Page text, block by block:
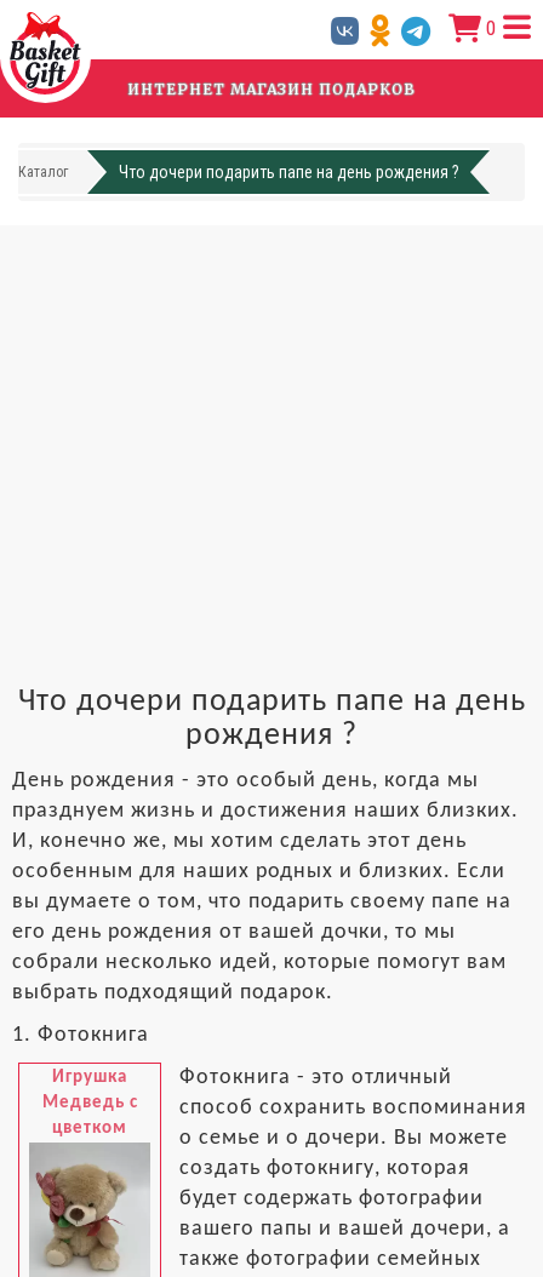
Перейти
основному
содержанию
0
ИНТЕРНЕТ МАГАЗИН ПОДАРКОВ
Каталог Что дочери подарить папе на день рождения ?
Что дочери подарить папе на день
рождения ?
День рождения - это особый день, когда мы
празднуем жизнь и достижения наших близких.
И, конечно же, мы хотим сделать этот день
особенным для наших родных и близких. Если
вы думаете о том, что подарить своему папе на
его день рождения от вашей дочки, то мы
собрали несколько идей, которые помогут вам
выбрать подходящий подарок.
1. Фотокнига
Игрушка
Медведь с
цветком
Фотокнига - это отличный
способ сохранить воспоминания
о семье и о дочери. Вы можете
создать фотокнигу, которая
будет содержать фотографии
вашего папы и вашей дочери, а
также фотографии семейных